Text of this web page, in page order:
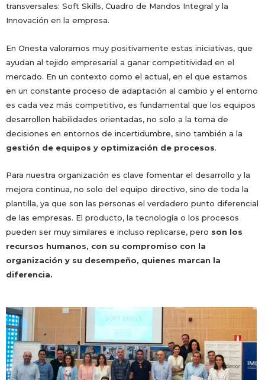
transversales: Soft Skills, Cuadro de Mandos Integral y la
Innovación en la empresa.
En Onesta valoramos muy positivamente estas iniciativas, que
ayudan al tejido empresarial a ganar competitividad en el
mercado. En un contexto como el actual, en el que estamos
en un constante proceso de adaptación al cambio y el entorno
es cada vez más competitivo, es fundamental que los equipos
desarrollen habilidades orientadas, no solo a la toma de
decisiones en entornos de incertidumbre, sino también a la
gestión de equipos y optimización de procesos.
Para nuestra organización es clave fomentar el desarrollo y la
mejora continua, no solo del equipo directivo, sino de toda la
plantilla, ya que son las personas el verdadero punto diferencial
de las empresas. El producto, la tecnología o los procesos
pueden ser muy similares e incluso replicarse, pero son los
recursos humanos, con su compromiso con la
organización y su desempeño, quienes marcan la
diferencia.